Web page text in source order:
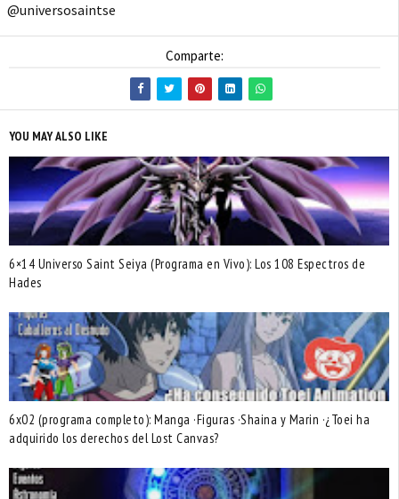
@universosaintse
Comparte:
YOU MAY ALSO LIKE
6×14 Universo Saint Seiya (Programa en Vivo): Los 108 Espectros de
Hades
6x02 (programa completo): Manga ·Figuras ·Shaina y Marin ·¿Toei ha
adquirido los derechos del Lost Canvas?